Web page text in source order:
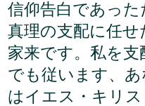
信仰告白であっ
真理の支配に任
家来です。私を
でも従います、
はイエス・キリ